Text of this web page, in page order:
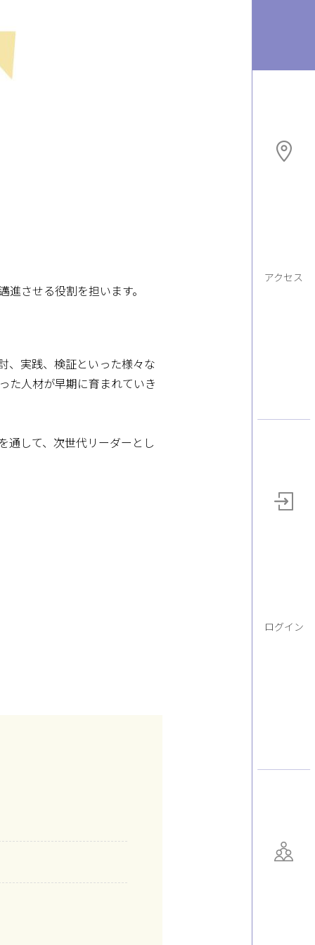
アクセス
ログイン
させる役割を担います。
、実践、検証といった様々な
た人材が早期に育まれていき
通して、次世代リーダーとし